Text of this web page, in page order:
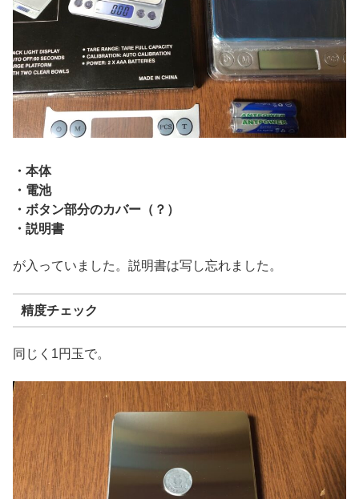
・本体
・電池
・ボタン部分のカバー（？）
・説明書
が入っていました。説明書は写し忘れました。
精度チェック
同じく1円玉で。